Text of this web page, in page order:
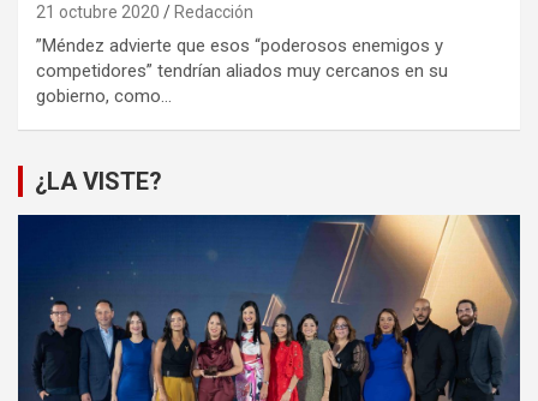
21 octubre 2020 Redacción
”Méndez advierte que esos “poderosos enemigos y
competidores” tendrían aliados muy cercanos en su
gobierno, como…
¿LA VISTE?